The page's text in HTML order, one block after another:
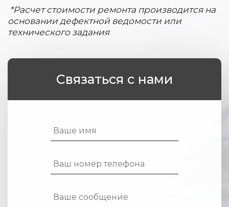
*Расчет стоимости ремонта производится на
основании дефектной ведомости или
технического задания
Связаться с нами